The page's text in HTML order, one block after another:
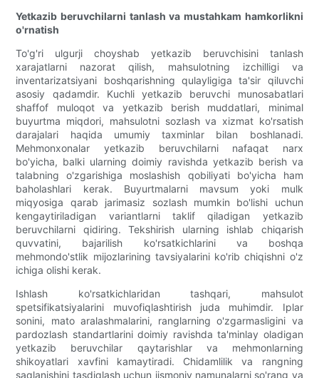
Yetkazib beruvchilarni tanlash va mustahkam hamkorlikni
o'rnatish
To'g'ri ulgurji choyshab yetkazib beruvchisini tanlash
xarajatlarni nazorat qilish, mahsulotning izchilligi va
inventarizatsiyani boshqarishning qulayligiga ta'sir qiluvchi
asosiy qadamdir. Kuchli yetkazib beruvchi munosabatlari
shaffof muloqot va yetkazib berish muddatlari, minimal
buyurtma miqdori, mahsulotni sozlash va xizmat ko'rsatish
darajalari haqida umumiy taxminlar bilan boshlanadi.
Mehmonxonalar yetkazib beruvchilarni nafaqat narx
bo'yicha, balki ularning doimiy ravishda yetkazib berish va
talabning o'zgarishiga moslashish qobiliyati bo'yicha ham
baholashlari kerak. Buyurtmalarni mavsum yoki mulk
miqyosiga qarab jarimasiz sozlash mumkin bo'lishi uchun
kengaytiriladigan variantlarni taklif qiladigan yetkazib
beruvchilarni qidiring. Tekshirish ularning ishlab chiqarish
quvvatini, bajarilish ko'rsatkichlarini va boshqa
mehmondo'stlik mijozlarining tavsiyalarini ko'rib chiqishni o'z
ichiga olishi kerak.
Ishlash ko'rsatkichlaridan tashqari, mahsulot
spetsifikatsiyalarini muvofiqlashtirish juda muhimdir. Iplar
sonini, mato aralashmalarini, ranglarning o'zgarmasligini va
pardozlash standartlarini doimiy ravishda ta'minlay oladigan
yetkazib beruvchilar qaytarishlar va mehmonlarning
shikoyatlari xavfini kamaytiradi. Chidamlilik va rangning
saqlanishini tasdiqlash uchun jismoniy namunalarni so'rang va